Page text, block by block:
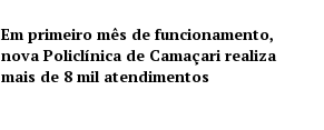
Em primeiro mês de funcionamento,
nova Policlínica de Camaçari realiza
mais de 8 mil atendimentos